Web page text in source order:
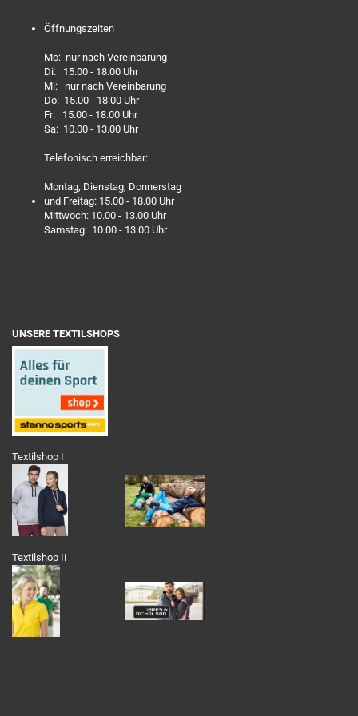
Öffnungszeiten
Mo: nur nach Vereinbarung
Di: 15.00 - 18.00 Uhr
Mi: nur nach Vereinbarung
Do: 15.00 - 18.00 Uhr
Fr: 15.00 - 18.00 Uhr
Sa: 10.00 - 13.00 Uhr
Telefonisch erreichbar:
Montag, Dienstag, Donnerstag
und Freitag: 15.00 - 18.00 Uhr
Mittwoch: 10.00 - 13.00 Uhr
Samstag: 10.00 - 13.00 Uhr
UNSERE TEXTILSHOPS
Textilshop I
Textilshop II